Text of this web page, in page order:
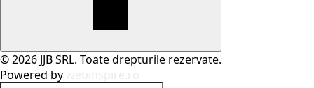
© 2026 JJB SRL. Toate drepturile rezervate.
Powered by